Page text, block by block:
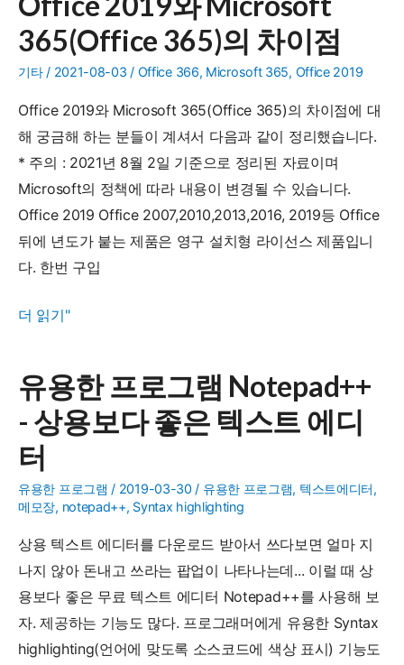
버
전
별
이
점
비
교
365(Office 365)의 차이점
기타/ 2021-08-03 / Office 366, Microsoft 365, Office 2019
Office 2019와 Microsoft 365(Office 365)의 차이점에 대
해 궁금해 하는 분들이 계셔서 다음과 같이 정리했습니다.
* 주의 : 2021년 8월 2일 기준으로 정리된 자료이며
Microsoft의 정책에 따라 내용이 변경될 수 있습니다.
Office 2019 Office 2007,2010,2013,2016, 2019등 Office
뒤에 년도가 붙는 제품은 영구 설치형 라이선스 제품입니
다. 한번 구입
Office
Microsoft
365(Office
365)
의
차
점
더 읽기"
유용한 프로그램 Notepad++
- 상용보다 좋은 텍스트 에디
터
유용한 프로그램 / 2019-03-30 / 유용한 프로그램, 텍스트에디터,
메모장, notepad++, Syntax highlighting
상용 텍스트 에디터를 다운로드 받아서 쓰다보면 얼마 지
나지 않아 돈내고 쓰라는 팝업이 나타나는데... 이럴 때 상
용보다 좋은 무료 텍스트 에디터 Notepad++를 사용해 보
자. 제공하는 기능도 많다. 프로그래머에게 유용한 Syntax
highlighting(언어에 맞도록 소스코드에 색상 표시) 기능도